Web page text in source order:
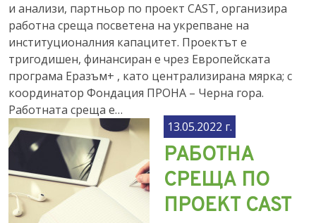
и анализи, партньор по проект CAST, организира
работна среща посветена на укрепване на
институционалния капацитет. Проектът е
тригодишен, финансиран е чрез Европейската
програма Еразъм+ , като централизирана мярка; с
координатор Фондация ПРОНА – Черна гора.
Работната среща е…
13.05.2022 г.
РАБОТНА
СРЕЩА ПО
ПРОЕКТ CAST